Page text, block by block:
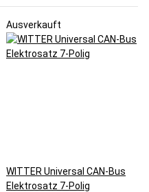
Ausverkauft
WITTER Universal CAN-Bus
Elektrosatz 7-Polig